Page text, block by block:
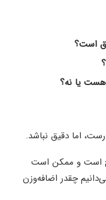
است؟
هست یا نه؟
اما دقیق نباشد.
است و ممکن است
چقدر اضافه‌وزن